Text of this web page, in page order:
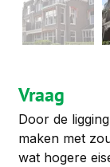
Vraag
Door de
maken met
wat hogere